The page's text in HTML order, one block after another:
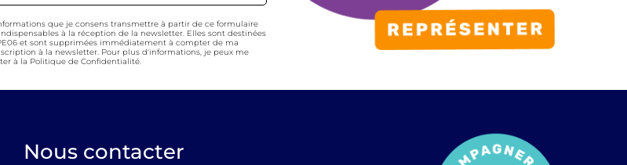
que je consens transmettre à partir de ce formulaire
à la réception de la newsletter. Elles sont destinées
et sont supprimées immédiatement à compter de ma
à la newsletter. Pour plus d'informations, je peux me
à la Politique de Confidentialité.
Nous contacter